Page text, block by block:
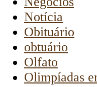
Notícia
Obituário
obtuário
Olfato
Olimpíadas